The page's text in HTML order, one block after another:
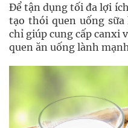
Để tận dụng tối đa lợi
tạo thói quen uống sữa
chỉ giúp cung cấp canxi
quen ăn uống lành